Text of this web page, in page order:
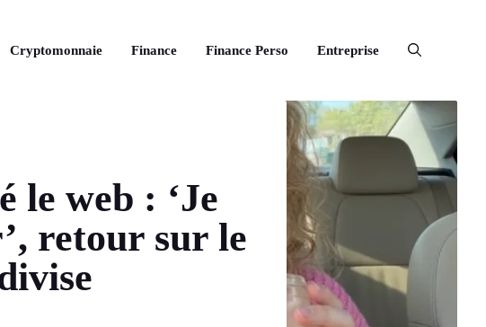
Cryptomonnaie Finance Finance Perso Entreprise
le web : ‘Je
retour sur le